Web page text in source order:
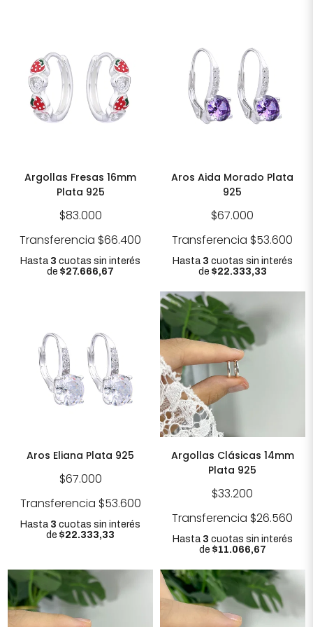
Argollas Fresas 16mm
Plata 925
$83.000
Transferencia $66.400
Hasta 3 cuotas sin interés
de$27.666,67
Aros Aida Morado Plata
925
$67.000
Transferencia $53.600
Hasta 3 cuotas sin interés
de $22.333,33
Aros Eliana Plata 925
$67.000
Transferencia $53.600
Hasta 3 cuotas sin interés
de$22.333,33
Argollas Clásicas 14mm
Plata 925
$33.200
Transferencia $26.560
Hasta 3 cuotas sin interés
de $11.066,67